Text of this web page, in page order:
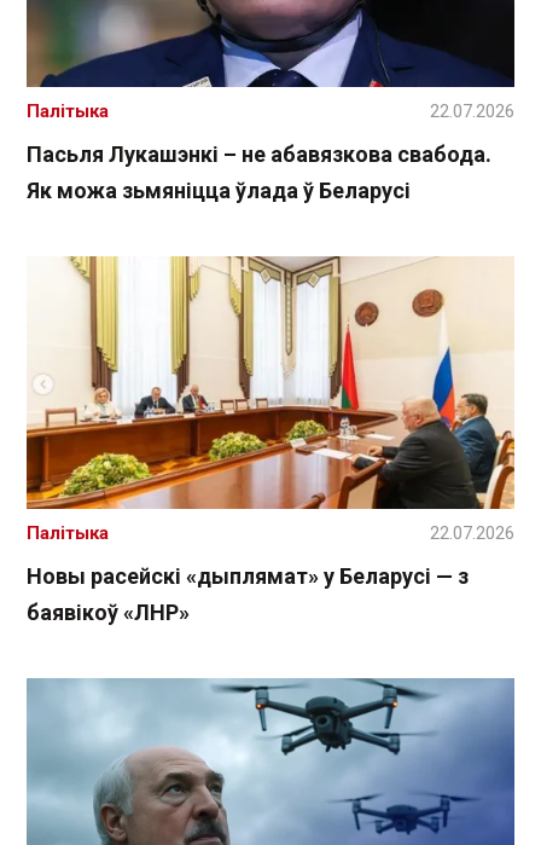
Пасьля Лукашэнкі – не абавязкова свабода.
Як можа зьмяніцца ўлада ў Беларусі
Палітыка 22.07.2026
Новы расейскі «дыплямат» у Беларусі — з
баявікоў «ЛНР»
Палітыка 22.07.2026